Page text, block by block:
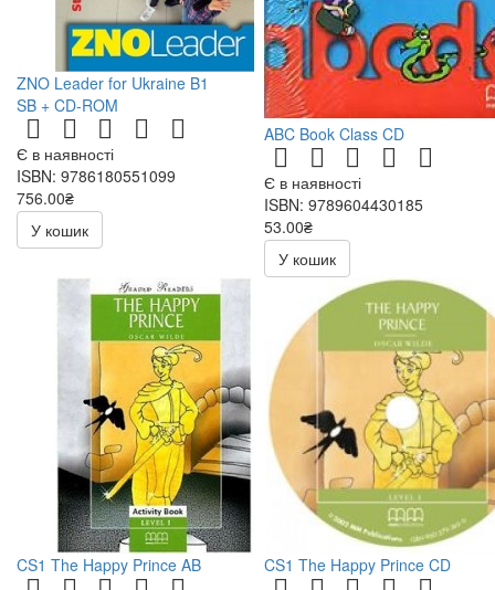
ZNO Leader for Ukraine B1
SB + CD-ROM
Є в наявності
ISBN: 9786180551099
756.00₴
У кошик
ABC Book Class CD
Є в наявності
ISBN: 9789604430185
53.00₴
106.00₴
У кошик
CS1 The Happy Prince AB CS1 The Happy Prince CD